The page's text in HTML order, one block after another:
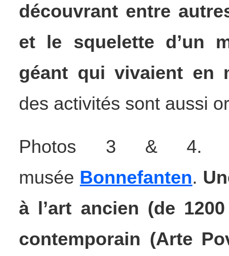
découvrant entre
et le squelette d’un
géant qui vivaient en
des activités sont aussi
Photos 3 & 4.
musée Bonnefanten.
à l’art ancien (de
contemporain (Arte